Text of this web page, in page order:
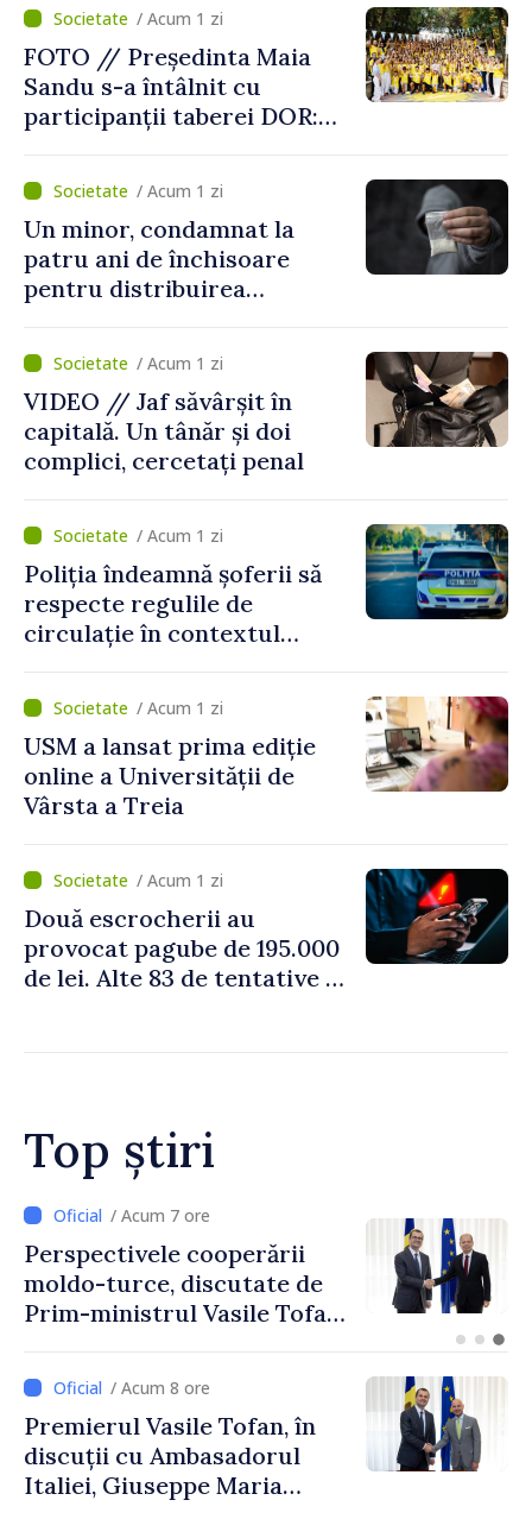
/ Acum 1 zi
FOTO // Președinta Maia
Sandu s-a întâlnit cu
participanții taberei DOR:
noastră rămâne puternică”
/ Acum 1 zi
Un minor, condamnat la
patru ani de închisoare
pentru distribuirea
/ Acum 1 zi
VIDEO // Jaf săvârșit în
capitală. Un tânăr și doi
complici, cercetați penal
/ Acum 1 zi
Poliția îndeamnă șoferii să
respecte regulile de
circulație în contextul
perioada concediilor
/ Acum 1 zi
USM a lansat prima ediție
online a Universității de
Vârsta a Treia
/ Acum 1 zi
Două escrocherii au
provocat pagube de 195.000
de lei. Alte 83 de tentative au
Top știri
/ Acum 5 ore
Forumul Diasporei //
Republica Moldova,
promovată în Elveția prin
exporturi
/ Acum 8 ore
Premierul Vasile Tofan, în
discuții cu Ambasadorul
Italiei, Giuseppe Maria